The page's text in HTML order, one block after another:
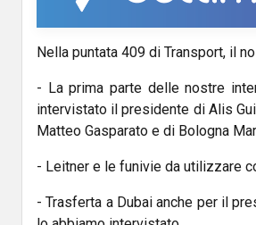
Nella puntata 409 di Transport, il
- La prima parte delle nostre
intervistato il presidente di Alis
Matteo Gasparato e di Bologna
- Leitner e le funivie da utilizzare
- Trasferta a Dubai anche per il